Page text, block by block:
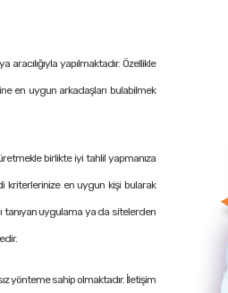
yapılmaktadır. Özellikle
en uygun arkadaşları bulabilmek
birlikte iyi tahlil yapmanıza
kriterlerinize en uygun kişi bularak
tanıyan uygulama ya da sitelerden
yönteme sahip olmaktadır. İletişim